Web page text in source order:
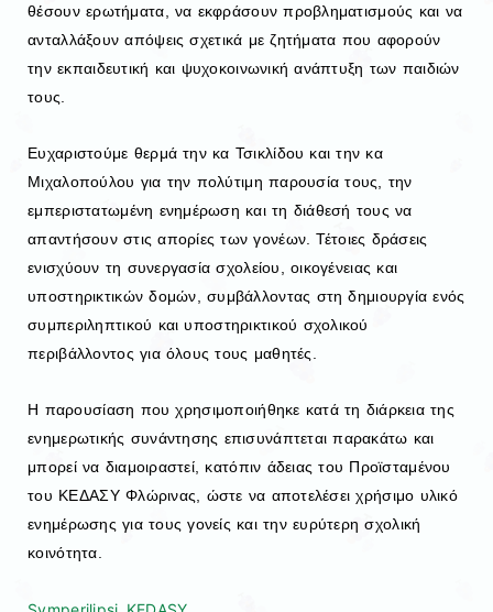
θέσουν ερωτήματα, να εκφράσουν προβληματισμούς και να
ανταλλάξουν απόψεις σχετικά με ζητήματα που αφορούν
την εκπαιδευτική και ψυχοκοινωνική ανάπτυξη των παιδιών
τους.
Ευχαριστούμε θερμά την κα Τσικλίδου και την κα
Μιχαλοπούλου για την πολύτιμη παρουσία τους, την
εμπεριστατωμένη ενημέρωση και τη διάθεσή τους να
απαντήσουν στις απορίες των γονέων. Τέτοιες δράσεις
ενισχύουν τη συνεργασία σχολείου, οικογένειας και
υποστηρικτικών δομών, συμβάλλοντας στη δημιουργία ενός
συμπεριληπτικού και υποστηρικτικού σχολικού
περιβάλλοντος για όλους τους μαθητές.
Η παρουσίαση που χρησιμοποιήθηκε κατά τη διάρκεια της
ενημερωτικής συνάντησης επισυνάπτεται παρακάτω και
μπορεί να διαμοιραστεί, κατόπιν άδειας του Προϊσταμένου
του ΚΕΔΑΣΥ Φλώρινας, ώστε να αποτελέσει χρήσιμο υλικό
ενημέρωσης για τους γονείς και την ευρύτερη σχολική
κοινότητα.